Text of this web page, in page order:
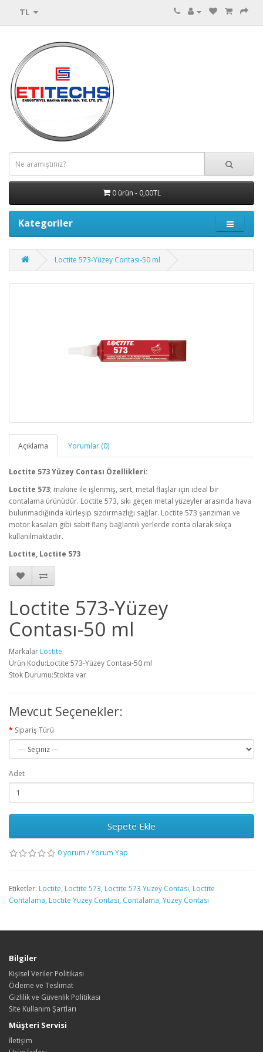
TL
0 ürün - 0,00TL
Kategoriler
Loctite 573-Yüzey Contası-50 ml
Açıklama Yorumlar (0)
Loctite 573 Yüzey Contası Özellikleri:
Loctite 573; makine ile işlenmiş, sert, metal flaşlar için ideal bir
contalama ürünüdür. Loctite 573, sıkı geçen metal yüzeyler arasında hava
bulunmadığında kürleşip sızdırmazlığı sağlar. Loctite 573 şanzıman ve
motor kasaları gibi sabit flanş bağlantılı yerlerde conta olarak sıkça
kullanılmaktadır.
Loctite, Loctite 573
Loctite 573-Yüzey
Contası-50 ml
Markalar Loctite
Ürün Kodu:Loctite 573-Yüzey Contası-50 ml
Stok Durumu:Stokta var
Mevcut Seçenekler:
Sipariş Türü
Adet
Sepete Ekle
0 yorum /Yorum Yap
Etiketler: Loctite, Loctite 573, Loctite 573 Yüzey Contası, Loctite
Contalama, Loctite Yüzey Contası, Contalama, Yüzey Contası
Bilgiler
Kişisel Veriler Politikası
Ödeme ve Teslimat
Gizlilik ve Güvenlik Politikası
Site Kullanım Şartları
Müşteri Servisi
İletişim